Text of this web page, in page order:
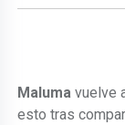
Maluma vuelve
esto tras